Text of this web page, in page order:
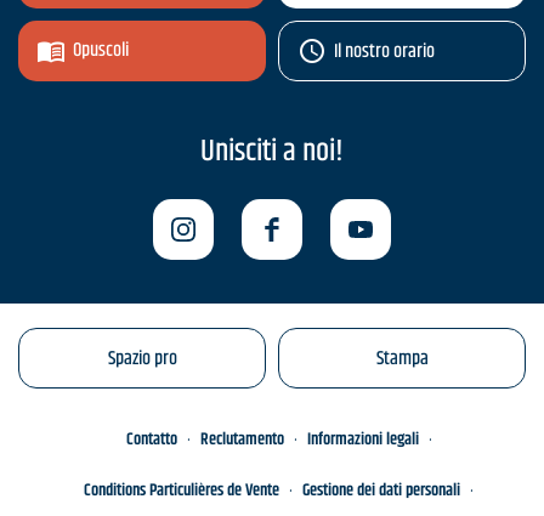
Opuscoli Il nostro orario
Unisciti a noi!
Spazio pro Stampa
Contatto Reclutamento
Informazioni legali
Conditions Particulières de Vente
Gestione dei dati personali